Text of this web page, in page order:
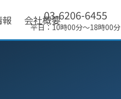
会社概要03-6206-6455
平日：10時00分～18時00分